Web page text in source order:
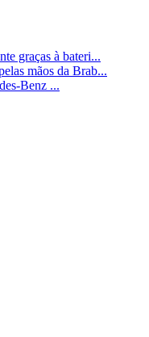
graças à bateri...
mãos da Brab...
Benz ...